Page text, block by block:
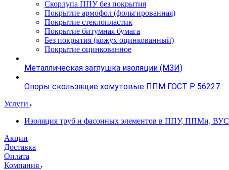
Скорлупа ППУ без покрытия
Покрытие армофол (фольгированная)
Покрытие стеклопластик
Покрытие битумная бумага
Без покрытия (кожух оцинкованный)
Покрытие оцинкованное
Металлическая заглушка изоляции (МЗИ)
Опоры скользящие хомутовые ППМ ГОСТ Р 56227
Услуги
Изоляция труб и фасонных элементов в ППУ, ППМи, ВУС
Акции
Доставка
Оплата
Компания